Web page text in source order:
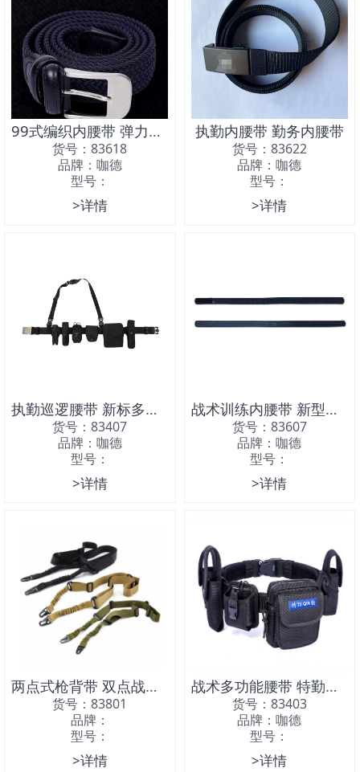
99式编织内腰带 弹力作训内腰带
货号：83618
品牌：咖德
型号：
>详情
执勤内腰带 勤务内腰带
货号：83622
品牌：咖德
型号：
>详情
执勤巡逻腰带 新标多功能六件套腰带
货号：83407
品牌：咖德
型号：
>详情
战术训练内腰带 新型多功能腰带内腰带 勤务内腰带
货号：83607
品牌：咖德
型号：
>详情
两点式枪背带 双点战术背带
货号：83801
品牌：
型号：
>详情
战术多功能腰带 特勤腰带 六件套 、八件套腰带
货号：83403
品牌：咖德
型号：
>详情